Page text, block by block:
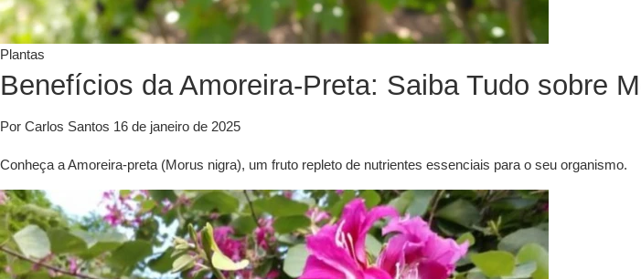
Plantas
Benefícios da Amoreira-Preta: Saiba Tudo sobre
Por Carlos Santos 16 de janeiro de 2025
Conheça a Amoreira-preta (Morus nigra), um fruto repleto de nutrientes essenciais para o seu organismo.